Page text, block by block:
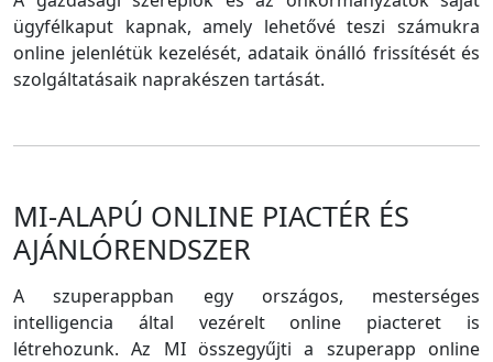
ügyfélkaput kapnak, amely lehetővé teszi számukra
online jelenlétük kezelését, adataik önálló frissítését és
szolgáltatásaik naprakészen tartását.
MI-ALAPÚ ONLINE PIACTÉR ÉS
AJÁNLÓRENDSZER
A szuperappban egy országos, mesterséges
intelligencia által vezérelt online piacteret is
létrehozunk. Az MI összegyűjti a szuperapp online